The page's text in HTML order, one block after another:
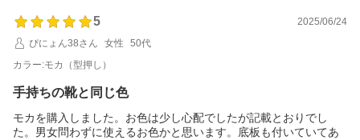
5
2025/06/24
ぴにょん38さん
女性
50代
カラー:モカ（型押し）
手持ちの靴と同じ色
モカを購入しました。お色は少し心配でしたが記載とおりでし
た。男女問わずに使えるお色かと思います。底板も付いていてあ